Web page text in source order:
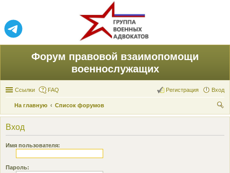
Форум правовой взаимопомощи
военнослужащих
Ссылки FAQ Вход
Регистрация
На главную
Список форумов
ои
Вход
Имя пользователя:
Пароль: